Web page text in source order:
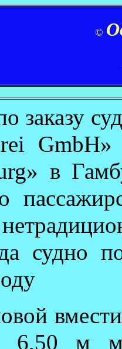
©
заказу
в
судно
6,50 м